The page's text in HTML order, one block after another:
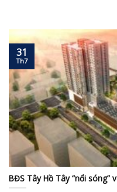
BĐS Tây Hồ Tây “nổi sóng”
31
Th7